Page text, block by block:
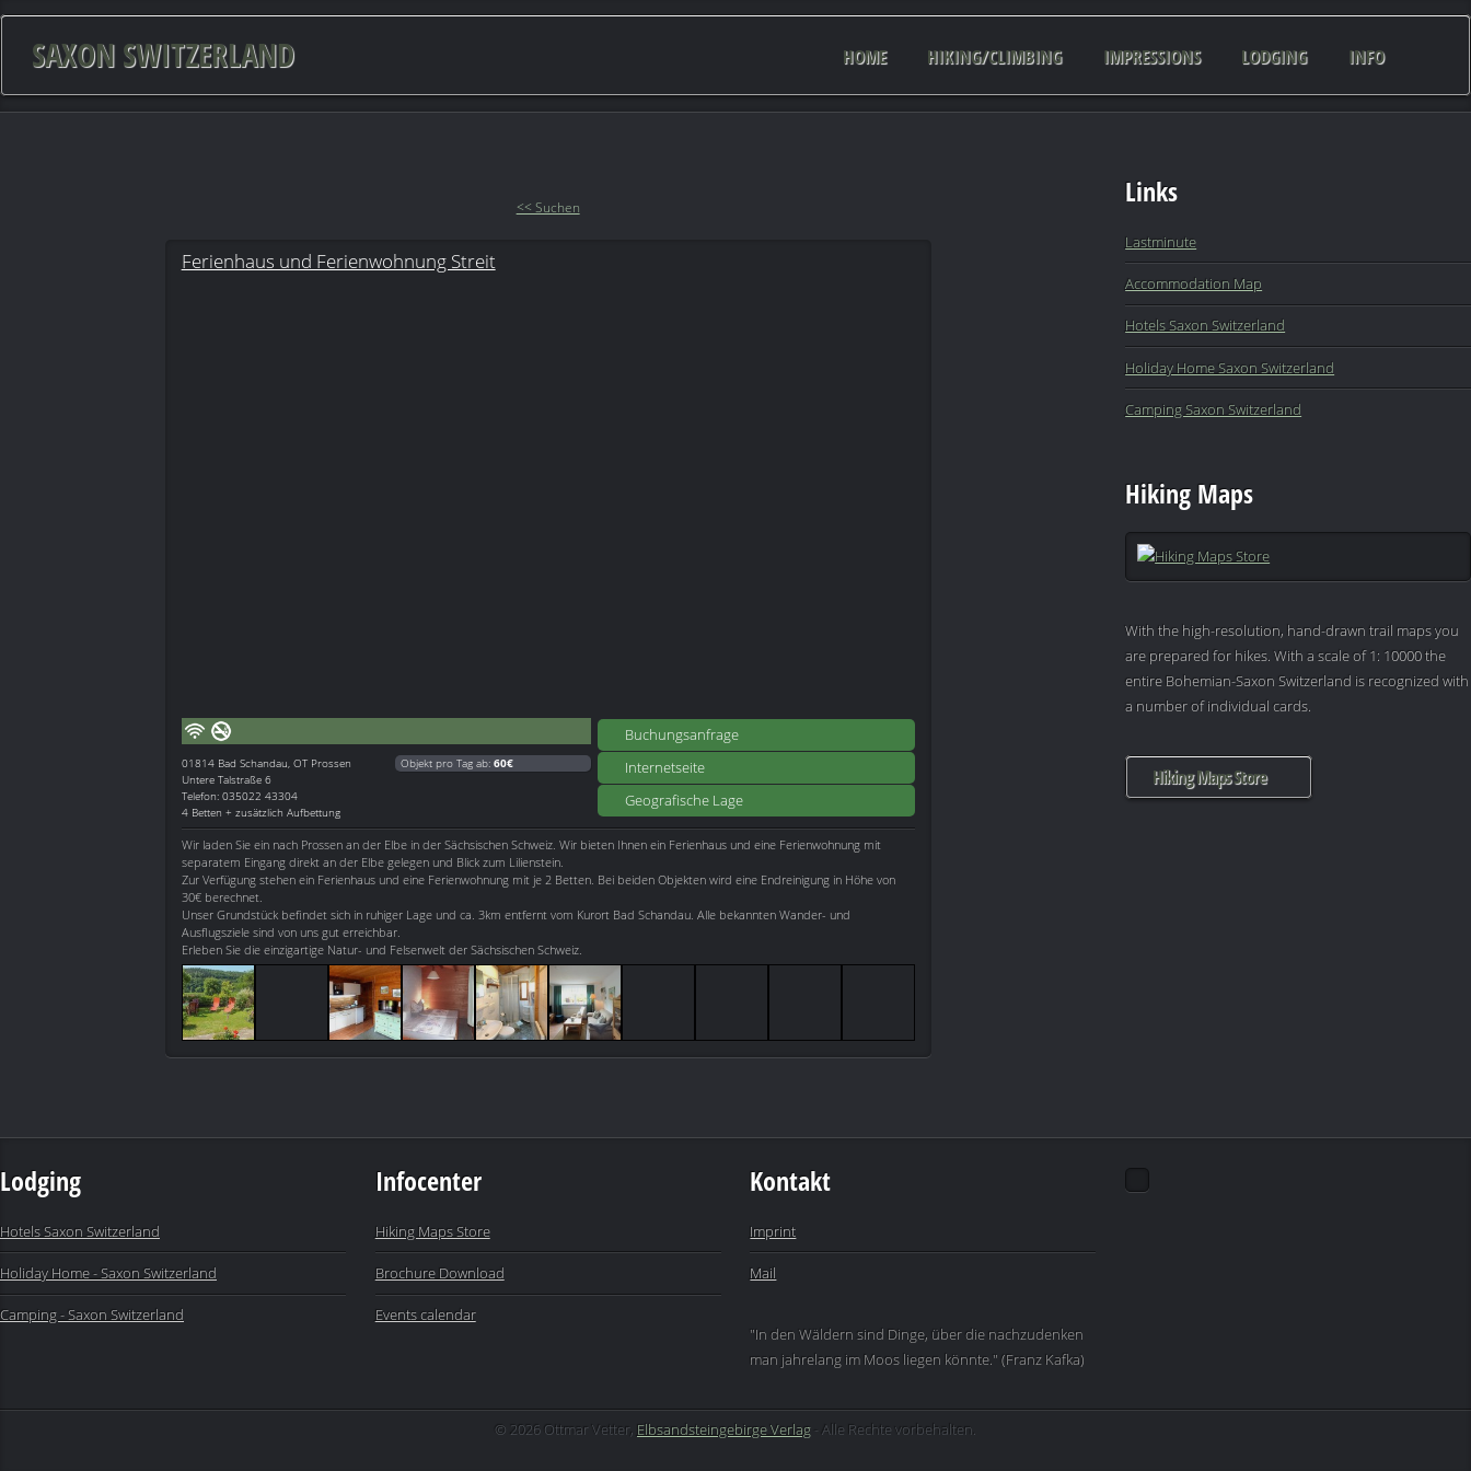
SAXON SWITZERLAND HOME HIKING/CLIMBING IMPRESSIONS LODGING INFO
<< Suchen
Ferienhaus und Ferienwohnung Streit
Buchungsanfrage
Internetseite
Geografische Lage
01814 Bad Schandau, OT Prossen
Untere Talstraße 6
Telefon: 035022 43304
4 Betten + zusätzlich Aufbettung
Objekt pro Tag ab: 60€
Wir laden Sie ein nach Prossen an der Elbe in der Sächsischen Schweiz. Wir bieten Ihnen ein Ferienhaus und eine Ferienwohnung mit
separatem Eingang direkt an der Elbe gelegen und Blick zum Lilienstein.
Zur Verfügung stehen ein Ferienhaus und eine Ferienwohnung mit je 2 Betten. Bei beiden Objekten wird eine Endreinigung in Höhe von
30€ berechnet.
Unser Grundstück befindet sich in ruhiger Lage und ca. 3km entfernt vom Kurort Bad Schandau. Alle bekannten Wander- und
Ausflugsziele sind von uns gut erreichbar.
Erleben Sie die einzigartige Natur- und Felsenwelt der Sächsischen Schweiz.
Links
Lastminute
Accommodation Map
Hotels Saxon Switzerland
Holiday Home Saxon Switzerland
Camping Saxon Switzerland
Hiking Maps
With the high-resolution, hand-drawn trail maps you
are prepared for hikes. With a scale of 1: 10000 the
entire Bohemian-Saxon Switzerland is recognized with
a number of individual cards.
Hiking Maps Store
Lodging
Hotels Saxon Switzerland
Holiday Home - Saxon Switzerland
Camping - Saxon Switzerland
Infocenter
Hiking Maps Store
Brochure Download
Events calendar
Kontakt
Imprint
Mail
"In den Wäldern sind Dinge, über die nachzudenken
man jahrelang im Moos liegen könnte." (Franz Kafka)
© 2026 Ottmar Vetter, Elbsandsteingebirge Verlag - Alle Rechte vorbehalten.